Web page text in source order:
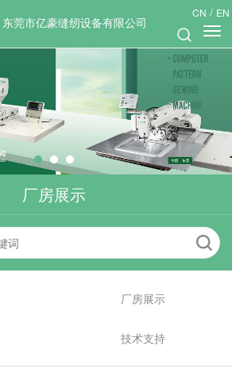
东莞市亿豪缝纫设备有限公司
CN / EN
厂房展示
厂房展示
技术支持